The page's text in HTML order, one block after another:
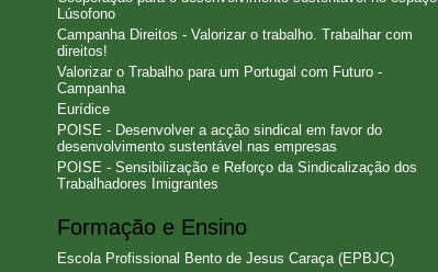
Lúsofono
Campanha Direitos - Valorizar o trabalho. Trabalhar com
direitos!
Valorizar o Trabalho para um Portugal com Futuro -
Campanha
Eurídice
POISE - Desenvolver a acção sindical em favor do
desenvolvimento sustentável nas empresas
POISE - Sensibilização e Reforço da Sindicalização dos
Trabalhadores Imigrantes
Formação e Ensino
Escola Profissional Bento de Jesus Caraça (EPBJC)